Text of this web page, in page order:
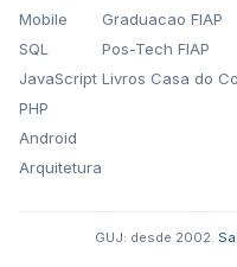
Mobile
SQL
JavaScript
PHP
Android
Arquitetura
Graduacao FIAP
Pos-Tech FIAP
Livros Casa do
GUJ: desde 2002.